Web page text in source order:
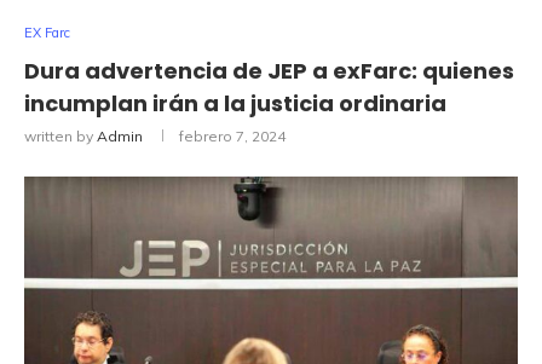
EX Farc
Dura advertencia de JEP a exFarc: quienes
incumplan irán a la justicia ordinaria
written by Admin febrero 7, 2024